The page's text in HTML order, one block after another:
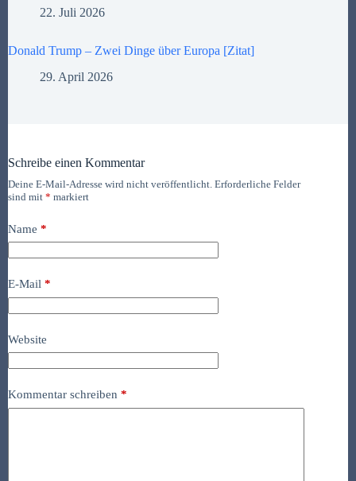
22. Juli 2026
Donald Trump – Zwei Dinge über Europa [Zitat]
29. April 2026
Schreibe einen Kommentar
Deine E-Mail-Adresse wird nicht veröffentlicht. Erforderliche Felder
sind mit * markiert
Name *
E-Mail *
Website
Kommentar schreiben *